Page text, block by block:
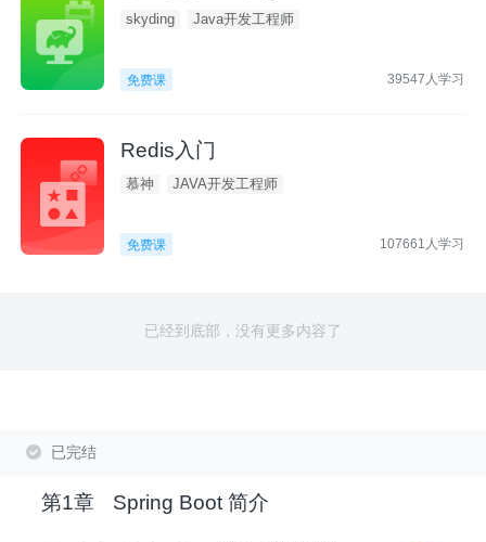
skyding Java开发工程师
免费课 39547人学习
Redis入门
慕神 JAVA开发工程师
免费课 107661人学习
已经到底部，没有更多内容了
已完结
第1章 Spring Boot 简介